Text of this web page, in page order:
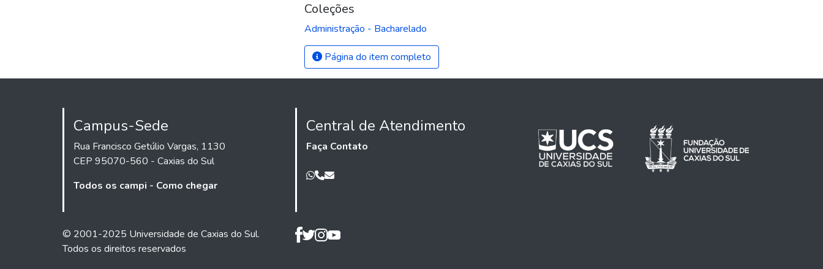
Coleções
Administração - Bacharelado
Página do item completo
Campus-Sede
Rua Francisco Getúlio Vargas, 1130
CEP 95070-560 - Caxias do Sul
Todos os campi - Como chegar
Central de Atendimento
Faça Contato
© 2001-2025 Universidade de Caxias do Sul.
Todos os direitos reservados